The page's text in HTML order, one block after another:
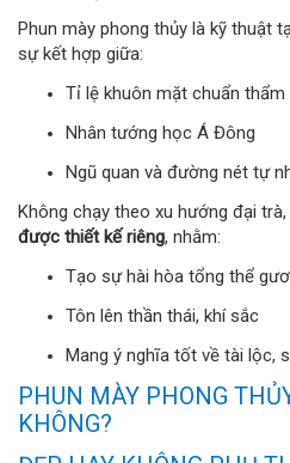
Phun mày phong thủy là kỹ thuật
sự kết hợp giữa:
Tỉ lệ khuôn mặt chuẩn thẩm
Nhân tướng học Á Đông
Ngũ quan và đường nét tự
Không chạy theo xu hướng đại trà,
được thiết kế riêng, nhằm:
Tạo sự hài hòa tổng thể
Tôn lên thần thái, khí sắc
Mang ý nghĩa tốt về tài lộc,
PHUN MÀY PHONG
KHÔNG?